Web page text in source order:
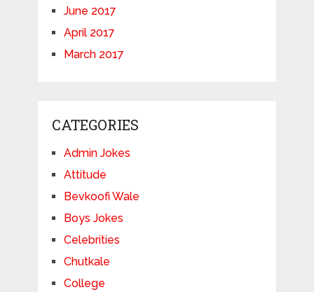
June 2017
April 2017
March 2017
CATEGORIES
Admin Jokes
Attitude
Bevkoofi Wale
Boys Jokes
Celebrities
Chutkale
College